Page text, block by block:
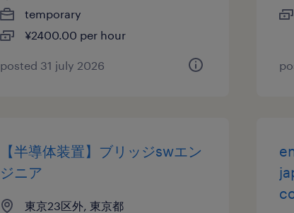
temporary
¥2400.00 per hour
posted 31 july 2026
【半導体装置】ブリッジswエン
ジニア
東京23区外, 東京都